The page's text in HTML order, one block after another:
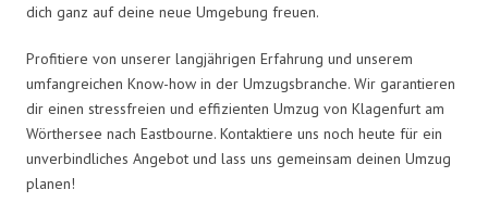
dich ganz auf deine neue Umgebung freuen.
Profitiere von unserer langjährigen Erfahrung und unserem
umfangreichen Know-how in der Umzugsbranche. Wir garantieren
dir einen stressfreien und effizienten Umzug von Klagenfurt am
Wörthersee nach Eastbourne. Kontaktiere uns noch heute für ein
unverbindliches Angebot und lass uns gemeinsam deinen Umzug
planen!